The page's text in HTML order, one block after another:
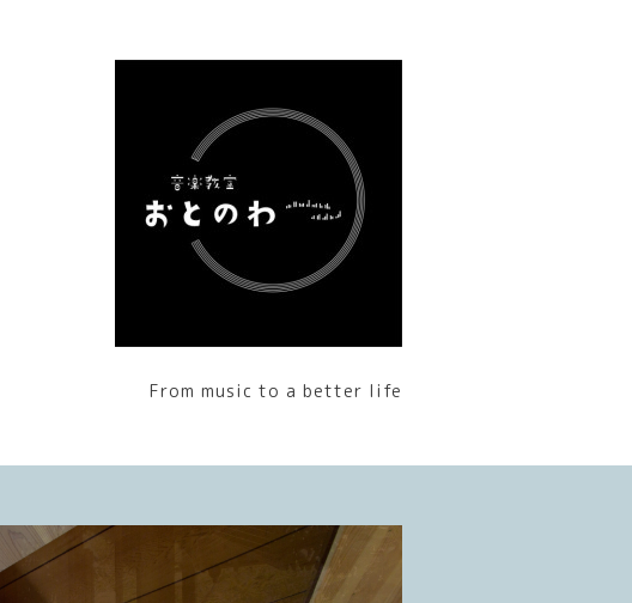
From music to a better life